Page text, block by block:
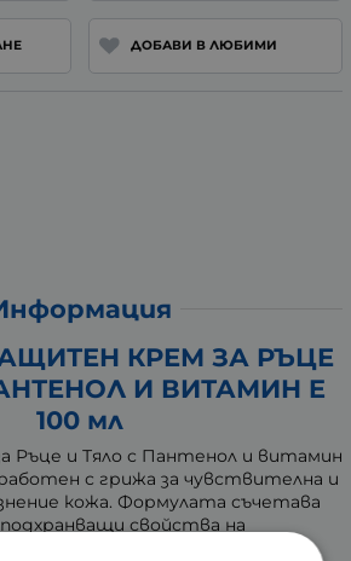
ДОБАВИ В ЛЮБИМИ
КРЕМ ЗА РЪЦЕ
И ВИТАМИН E
100 мл
и Тяло с Пантенол и витамин
с грижа за чувствителна и
кожа. Формулата съчетава
свойства на
E. Пантенолът е познат със